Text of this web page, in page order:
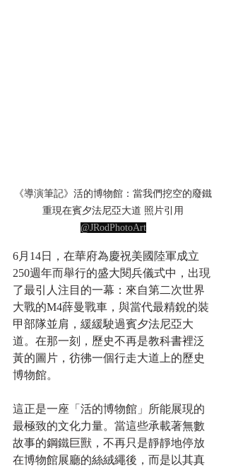
《導演筆記》活的博物館：當我們挖空的廢鐵
重現在賓夕法尼亞大道 照片引用
@JRodPhotoArt
6月14日，在華府為慶祝美國陸軍成立
250週年而舉行的盛大閱兵儀式中，出現
了最引人注目的一幕：來自第二次世界
大戰的M4薛曼戰車，與當代最精銳的裝
甲部隊並肩，緩緩駛過賓夕法尼亞大
道。在那一刻，歷史不再是教科書裡泛
黃的圖片，彷彿一個行走大道上的歷史
博物館。
這正是一座「活的博物館」所能展現的
最極致的文化力量。當這些承載著無數
故事的鋼鐵巨獸，不再只是靜靜地停放
在博物館展廳的絲絨繩後，而是以其真